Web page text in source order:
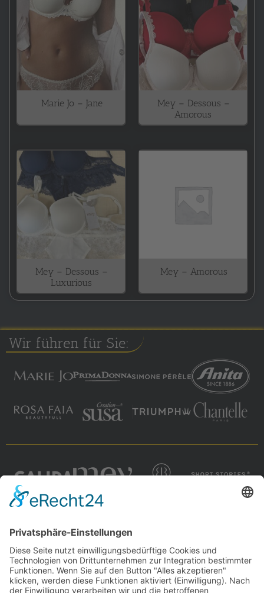
Marie Jo – Jane
Mey – Dessous –
Amorous
Mey – Dessous –
Luxurious
Mey – Amorous
Wir führen für Sie: